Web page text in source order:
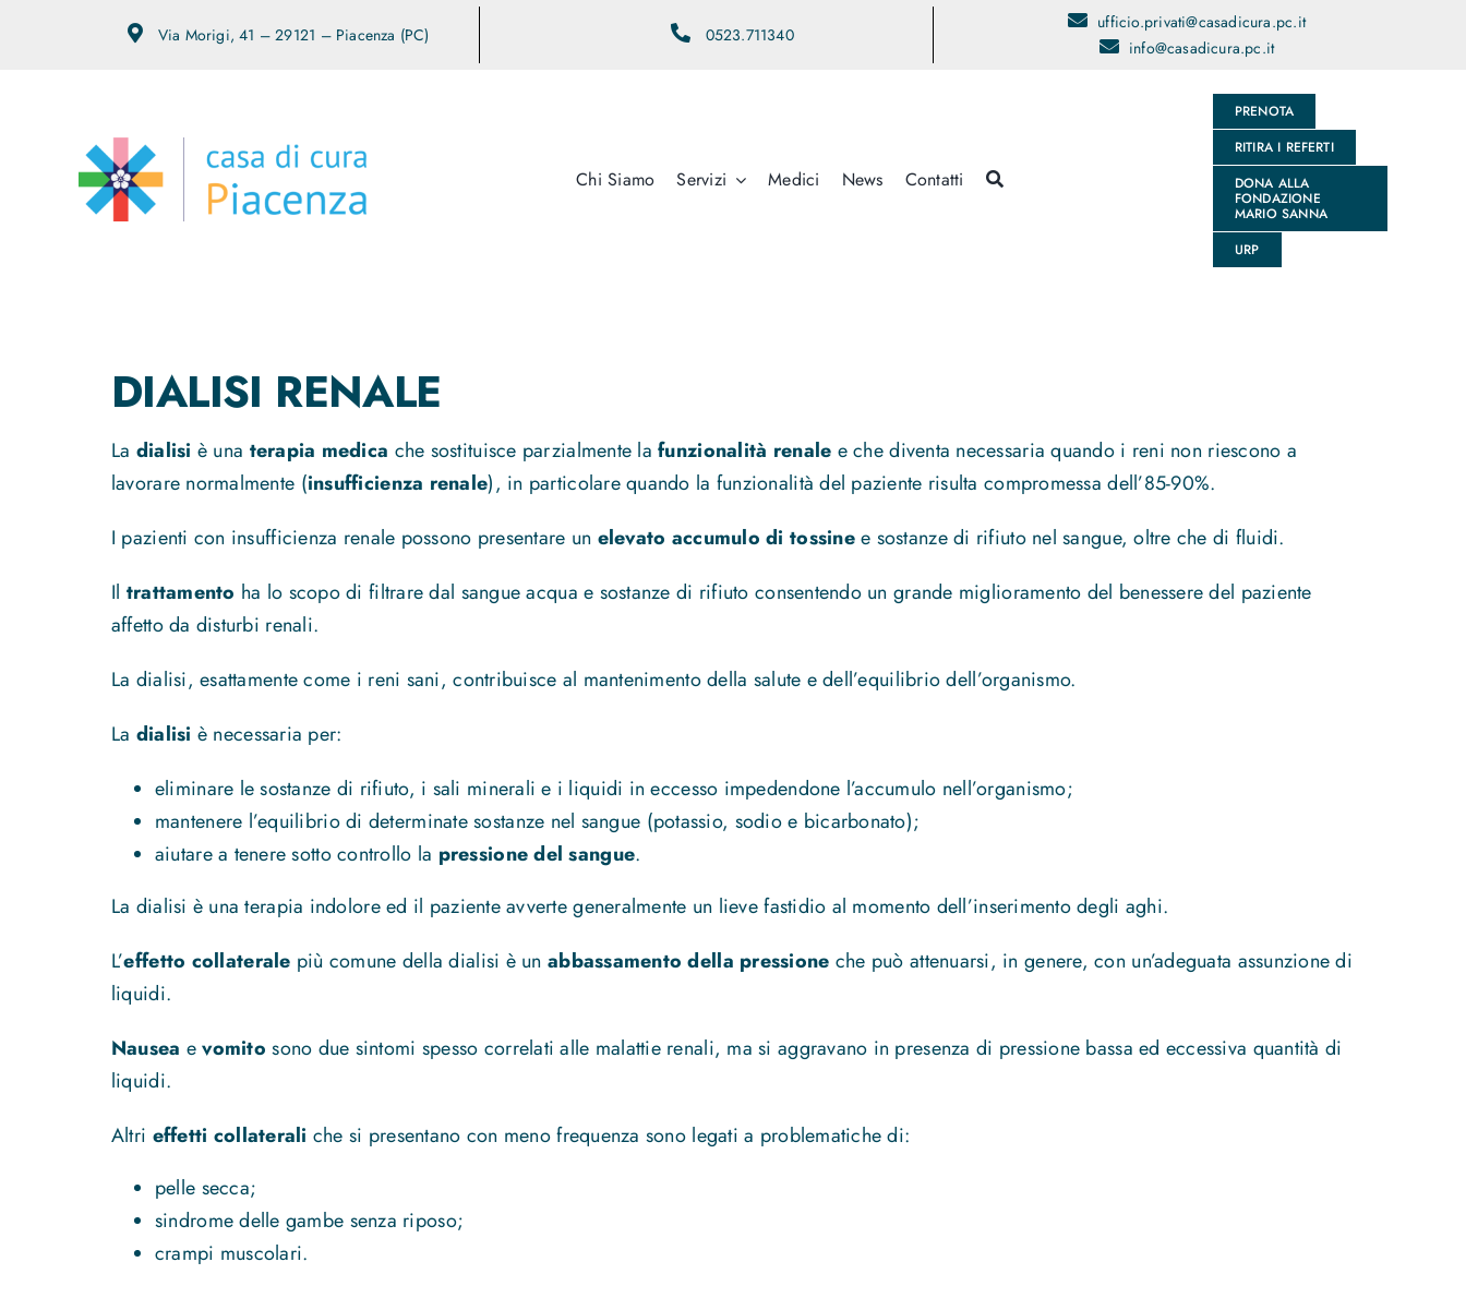
Via Morigi, 41 – 29121 – Piacenza (PC) 0523.711340
ufficio.privati@casadicura.pc.it
info@casadicura.pc.it
Chi Siamo Servizi Medici News Contatti
PRENOTA
RITIRA I REFERTI
DONA ALLA
FONDAZIONE
MARIO SANNA
URP
DIALISI RENALE
La dialisi è una terapia medica che sostituisce parzialmente lafunzionalità renale e che diventa necessaria quando i reni non riescono a
lavorare normalmente (insufficienza renale), in particolare quando la funzionalità del paziente risulta compromessa dell’85-90%.
I pazienti con insufficienza renale possono presentare un elevato accumulo di tossinee sostanze di rifiuto nel sangue, oltre che di fluidi.
Il trattamento ha lo scopo di filtrare dal sangue acqua e sostanze di rifiuto consentendo un grande miglioramento del benessere del paziente
affetto da disturbi renali.
La dialisi, esattamente come i reni sani, contribuisce al mantenimento della salute e dell’equilibrio dell’organismo.
La dialisi è necessaria per:
eliminare le sostanze di rifiuto, i sali minerali e i liquidi in eccesso impedendone l’accumulo nell’organismo;
mantenere l’equilibrio di determinate sostanze nel sangue (potassio, sodio e bicarbonato);
aiutare a tenere sotto controllo la pressione del sangue.
La dialisi è una terapia indolore ed il paziente avverte generalmente un lieve fastidio al momento dell’inserimento degli aghi.
L’effetto collaterale più comune della dialisi è un abbassamento della pressione che può attenuarsi, in genere, con un’adeguata assunzione di
liquidi.
Nausea evomito sono due sintomi spesso correlati alle malattie renali, ma si aggravano in presenza di pressione bassa ed eccessiva quantità di
liquidi.
Altri effetti collaterali che si presentano con meno frequenza sono legati a problematiche di:
pelle secca;
sindrome delle gambe senza riposo;
crampi muscolari.